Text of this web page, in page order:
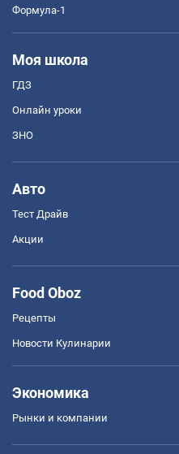
Формула-1
Моя школа
ГДЗ
Онлайн уроки
ЗНО
Авто
Тест Драйв
Акции
Food Oboz
Рецепты
Новости Кулинарии
Экономика
Рынки и компании